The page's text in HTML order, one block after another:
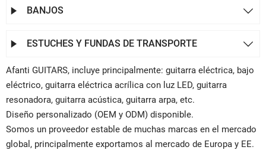
 BANJOS 
 ESTUCHES Y FUNDAS DE TRANSPORTE 
Afanti GUITARS, incluye principalmente: guitarra eléctrica, bajo
eléctrico, guitarra eléctrica acrílica con luz LED, guitarra
resonadora, guitarra acústica, guitarra arpa, etc.
Diseño personalizado (OEM y ODM) disponible.
Somos un proveedor estable de muchas marcas en el mercado
global, principalmente exportamos al mercado de Europa y EE.